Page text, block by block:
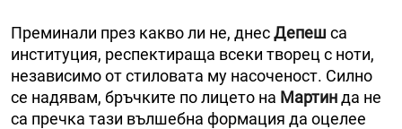
Преминали през какво ли не, днесДепеш са
институция, респектираща всеки творец с ноти,
независимо от стиловата му насоченост. Силно
се надявам, бръчките по лицето на Мартинда не
са пречка тази вълшебна формация да оцелее